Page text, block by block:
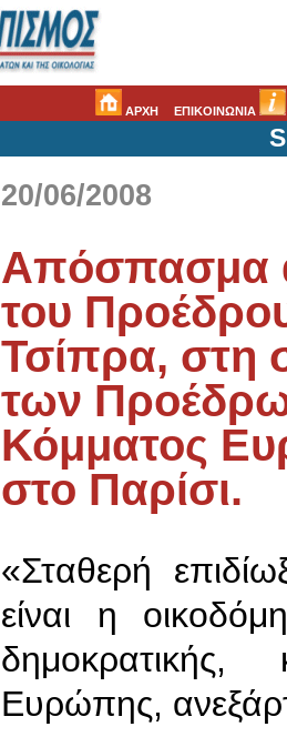
ΑΡΧΗ ΕΠΙΚΟΙΝΩΝΙΑ
20/06/2008
Aπόσπασμα
του
Τσίπρα, στη
των
Κόμματος
στο Παρίσι.
«Σταθερή
είναι η
δημοκρατικής,
Ευρώπης,